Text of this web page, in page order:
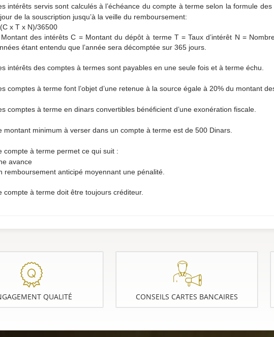
intérêts servis sont calculés à l’échéance du compte à terme selon la formule
de la souscription jusqu’à la veille du remboursement:
x T x N)/36500
des intérêts C = Montant du dépôt à terme T = Taux d’intérêt N =
étant entendu que l’année sera décomptée sur 365 jours.
intérêts des comptes à termes sont payables en une seule fois et à terme échu.
comptes à terme font l’objet d’une retenue à la source égale à 20% du montant
comptes à terme en dinars convertibles bénéficient d’une exonération fiscale.
montant minimum à verser dans un compte à terme est de 500 Dinars.
compte à terme permet ce qui suit :
avance
remboursement anticipé moyennant une pénalité.
compte à terme doit être toujours créditeur.
QUALITÉ CONSEILS CARTES BANCAIRES